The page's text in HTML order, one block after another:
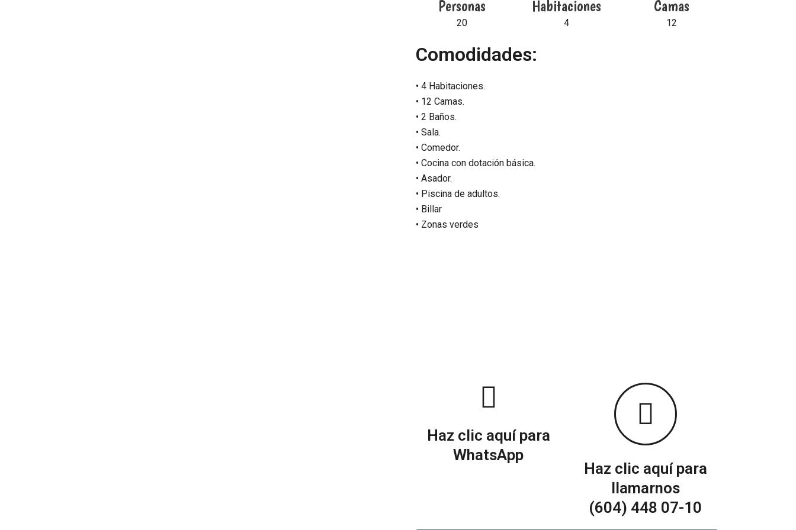
Personas
20
Habitaciones
4
Camas
12
Comodidades:
• 4 Habitaciones.
• 12 Camas.
• 2 Baños.
• Sala.
• Comedor.
• Cocina con dotación básica.
• Asador.
• Piscina de adultos.
• Billar
• Zonas verdes
Haz clic aquí para
WhatsApp
Haz clic aquí para
llamarnos
(604) 448 07-10